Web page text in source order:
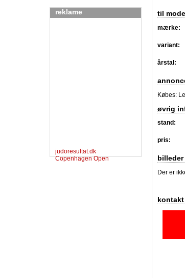
reklame
judoresultat.dk
Copenhagen Open
til
mærke:
variant:
årstal:
Købes:
øvrig
stand:
pris:
billeder
Der er
kontakt